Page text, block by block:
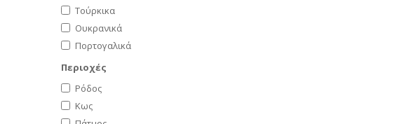
Τούρκικα
Ουκρανικά
Πορτογαλικά
Περιοχές
Ρόδος
Κως